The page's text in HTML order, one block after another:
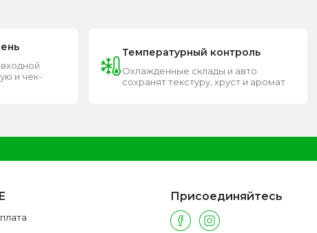
и чек-
Температурный контроль
Охлажденные склады и авто
сохранят текстуру, хруст и аромат
Присоединяйтесь